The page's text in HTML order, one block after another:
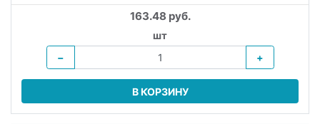
163.48 руб.
шт
−
+
В КОРЗИНУ